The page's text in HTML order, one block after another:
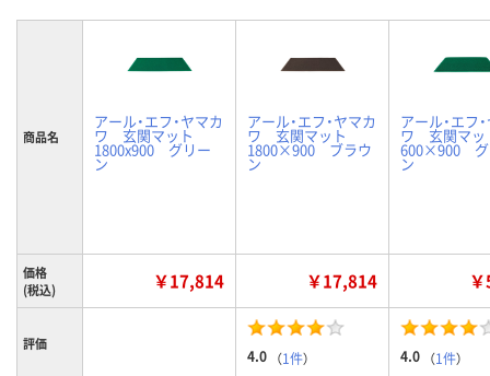
商品名
アール・エフ・ヤマカ
ワ 玄関マット
1800x900 グリー
ン
アール・エフ・ヤマカ
ワ 玄関マット
1800×900 ブラウ
ン
アール・エフ
ワ 玄関マ
600×900 グ
ン
価格
(税込)
￥17,814 ￥17,814
評価
4.0 （1件） 4.0 （1件）